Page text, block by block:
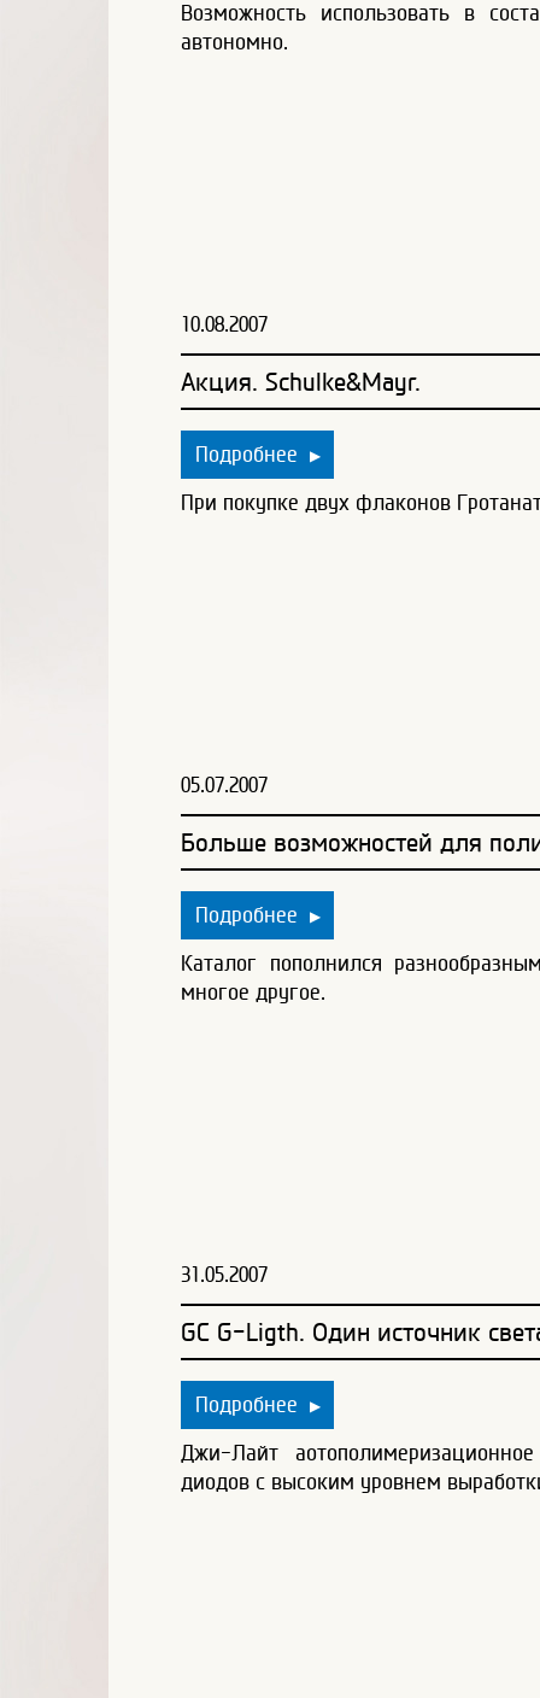
Возможность использовать в
автономно.
10.08.2007
Акция. Schulke&Mayr.
Подробнее ▶
При покупке двух флаконов
05.07.2007
Больше возможностей для
Подробнее ▶
Каталог пополнился
многое другое.
31.05.2007
GC G-Ligth. Один источник
Подробнее ▶
Джи-Лайт
диодов с высоким уровнем